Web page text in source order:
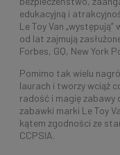
edukacyjną i
Le Toy Van
od lat zajmują
Forbes, GQ, New York
Pomimo tak wielu
laurach i tworzy wciąż
radość i magię zabawy
zabawki marki Le Toy
kątem zgodności ze
CCPSIA.